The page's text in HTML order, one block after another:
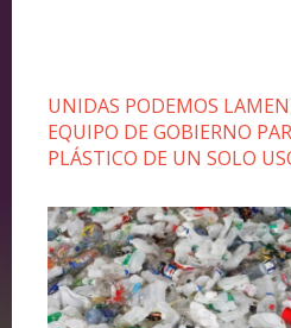
UNIDAS PODEMOS
EQUIPO DE GOBIERNO
PLÁSTICO DE UN SOLO